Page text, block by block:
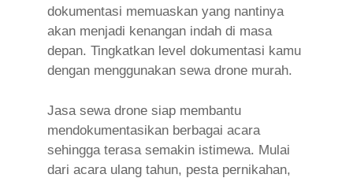
dokumentasi memuaskan yang nantinya
akan menjadi kenangan indah di masa
depan. Tingkatkan level dokumentasi kamu
dengan menggunakan sewa drone murah.
Jasa sewa drone siap membantu
mendokumentasikan berbagai acara
sehingga terasa semakin istimewa. Mulai
dari acara ulang tahun, pesta pernikahan,